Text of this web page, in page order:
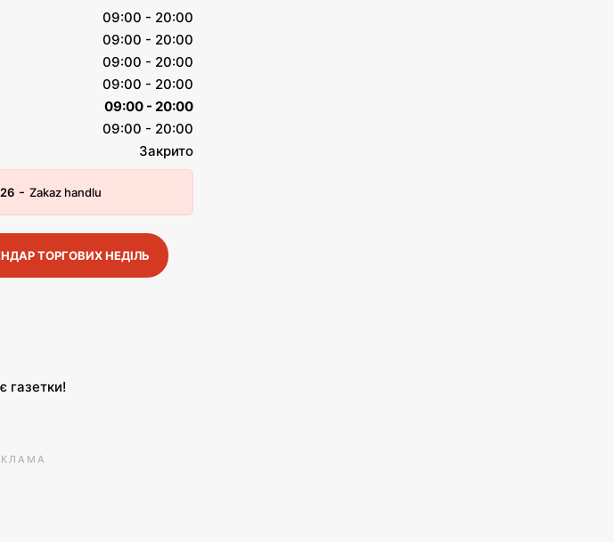
09:00 - 20:00
09:00 - 20:00
09:00 - 20:00
09:00 - 20:00
09:00 - 20:00
09:00 - 20:00
Закрито
- Zakaz handlu
ТОРГОВИХ НЕДІЛЬ
газетки!